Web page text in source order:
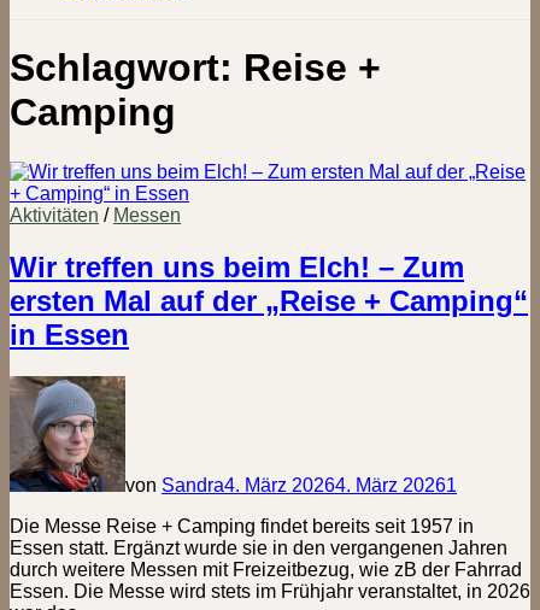
Schlagwort: Reise +
Camping
Aktivitäten / Messen
Wir treffen uns beim Elch! – Zum
ersten Mal auf der „Reise + Camping“
in Essen
von Sandra4. März 20264. März 20261
Die Messe Reise + Camping findet bereits seit 1957 in
Essen statt. Ergänzt wurde sie in den vergangenen Jahren
durch weitere Messen mit Freizeitbezug, wie zB der Fahrrad
Essen. Die Messe wird stets im Frühjahr veranstaltet, in 2026